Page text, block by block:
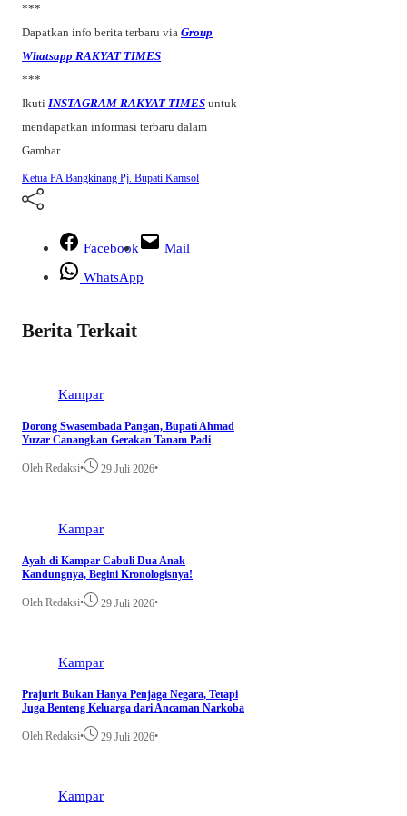
***
Dapatkan info berita terbaru via Group
Whatsapp RAKYAT TIMES
***
Ikuti INSTAGRAM RAKYAT TIMES untuk
mendapatkan informasi terbaru dalam
Gambar.
Ketua PA Bangkinang Pj. Bupati Kamsol
Facebook
Mail
WhatsApp
Berita Terkait
Kampar
Dorong Swasembada Pangan, Bupati Ahmad
Yuzar Canangkan Gerakan Tanam Padi
Oleh Redaksi• 29 Juli 2026•
Kampar
Ayah di Kampar Cabuli Dua Anak
Kandungnya, Begini Kronologisnya!
Oleh Redaksi• 29 Juli 2026•
Kampar
Prajurit Bukan Hanya Penjaga Negara, Tetapi
Juga Benteng Keluarga dari Ancaman Narkoba
Oleh Redaksi• 29 Juli 2026•
Kampar